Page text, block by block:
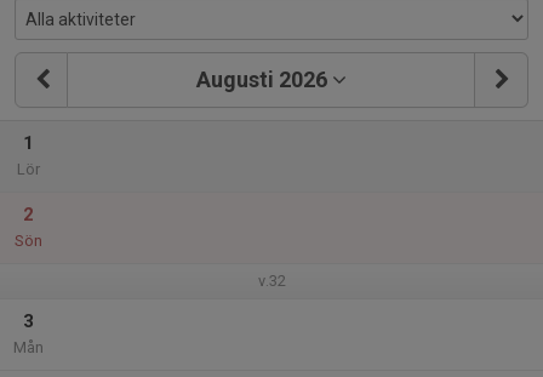
Augusti 2026
1
Lör
2
Sön
v.32
3
Mån